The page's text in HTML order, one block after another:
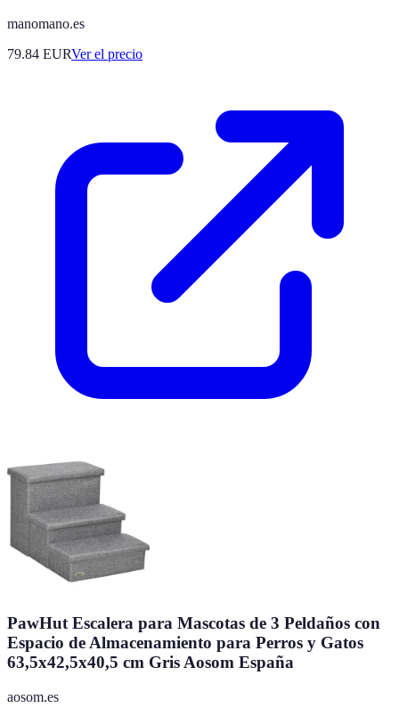
manomano.es
79.84 EURVer el precio
PawHut Escalera para Mascotas de 3 Peldaños con
Espacio de Almacenamiento para Perros y Gatos
63,5x42,5x40,5 cm Gris Aosom España
aosom.es